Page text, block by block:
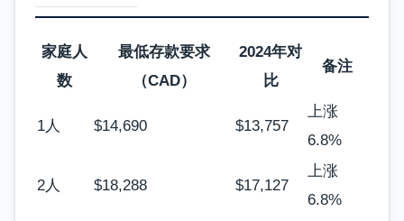
家庭人
数
最低存款要求
（CAD）
2024年对
比
备注
1人 $14,690 $13,757
上涨
6.8%
2人 $18,288 $17,127
上涨
6.8%